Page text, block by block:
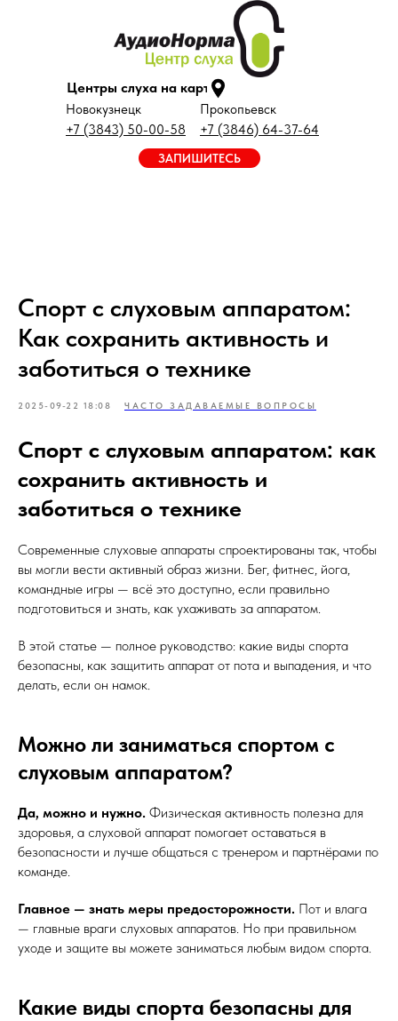
Центры слуха на карте
Прокопьевск
+7 (3846) 64-37-64
Новокузнецк
+7 (3843) 50-00-58
ЗАПИШИТЕСЬ
Спорт с слуховым аппаратом:
Как сохранить активность и
заботиться о технике
2025-09-22 18:08 ЧАСТО ЗАДАВАЕМЫЕ ВОПРОСЫ
Спорт с слуховым аппаратом: как
сохранить активность и
заботиться о технике
Современные слуховые аппараты спроектированы так, чтобы
вы могли вести активный образ жизни. Бег, фитнес, йога,
командные игры — всё это доступно, если правильно
подготовиться и знать, как ухаживать за аппаратом.
В этой статье — полное руководство: какие виды спорта
безопасны, как защитить аппарат от пота и выпадения, и что
делать, если он намок.
Можно ли заниматься спортом с
слуховым аппаратом?
Да, можно и нужно. Физическая активность полезна для
здоровья, а слуховой аппарат помогает оставаться в
безопасности и лучше общаться с тренером и партнёрами по
команде.
Главное — знать меры предосторожности. Пот и влага
— главные враги слуховых аппаратов. Но при правильном
уходе и защите вы можете заниматься любым видом спорта.
Какие виды спорта безопасны для